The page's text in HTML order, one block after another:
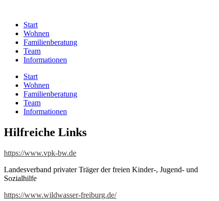
Start
Wohnen
Familienberatung
Team
Informationen
Start
Wohnen
Familienberatung
Team
Informationen
Hilfreiche Links
https://www.vpk-bw.de
Landesverband privater Träger der freien Kinder-, Jugend- und
Sozialhilfe
https://www.wildwasser-freiburg.de/